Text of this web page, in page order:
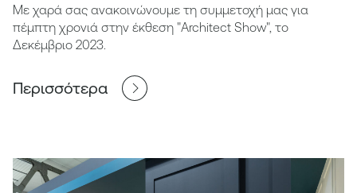
Με χαρά σας ανακοινώνουμε τη συμμετοχή μας για
πέμπτη χρονιά στην έκθεση "Architect Show", το
Δεκέμβριο 2023.
Περισσότερα